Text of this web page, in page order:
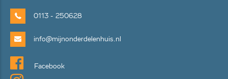
0113 - 250628
info@mijnonderdelenhuis.nl
Facebook